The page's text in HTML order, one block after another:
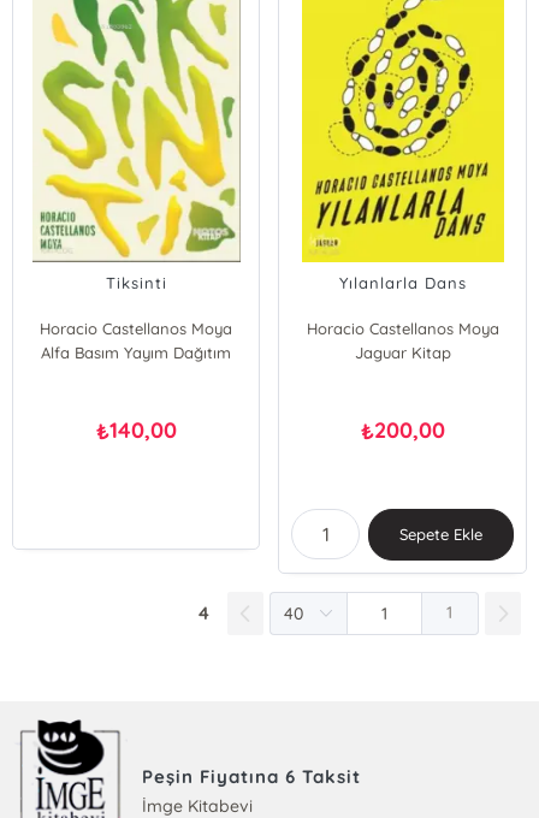
Tiksinti
Horacio Castellanos Moya
Alfa Basım Yayım Dağıtım
₺140,00
Yılanlarla Dans
Horacio Castellanos Moya
Jaguar Kitap
₺200,00
Sepete Ekle
4 1
Peşin Fiyatına 6 Taksit
İmge Kitabevi